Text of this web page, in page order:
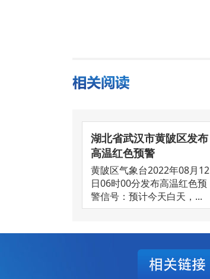
湖北省武汉市黄陂区发布
高温红色预警
黄陂区气象台2022年08月12
日06时00分发布高温红色预
警信号：预计今天白天，...